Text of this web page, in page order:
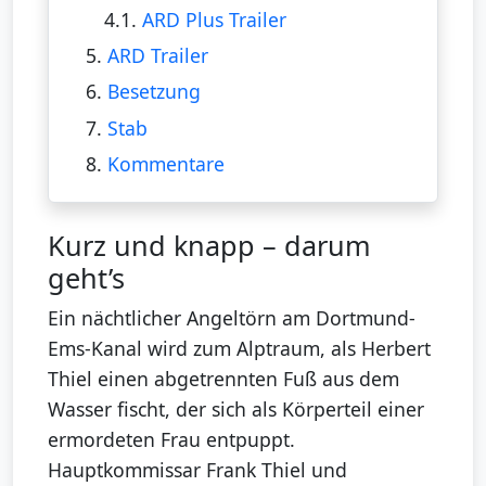
4.1.ARD Plus Trailer
5. ARD Trailer
6. Besetzung
7. Stab
8. Kommentare
Kurz und knapp – darum
geht’s
Ein nächtlicher Angeltörn am Dortmund-
Ems-Kanal wird zum Alptraum, als Herbert
Thiel einen abgetrennten Fuß aus dem
Wasser fischt, der sich als Körperteil einer
ermordeten Frau entpuppt.
Hauptkommissar Frank Thiel und